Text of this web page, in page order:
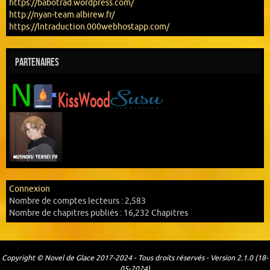
https://babotrad.wordpress.com/
http://nyan-team.albirew.fr/
https://lntraduction.000webhostapp.com/
Partenaires
Connexion
Nombre de comptes lecteurs : 2,583
Nombre de chapitres publiés : 16,232 Chapitres
Copyright © Novel de Glace 2017-2024 - Tous droits réservés - Version 2.1.0 (18-